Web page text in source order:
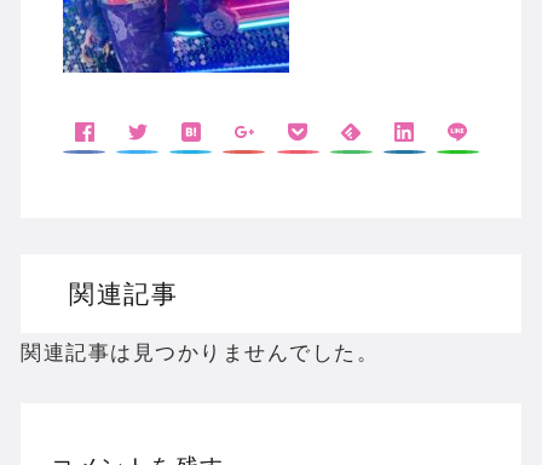
関連記事
関連記事は見つかりませんでした。